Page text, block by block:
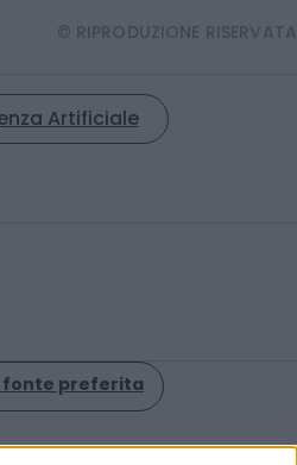
© RIPRODUZIONE RISERVATA
Artificiale
fonte preferita